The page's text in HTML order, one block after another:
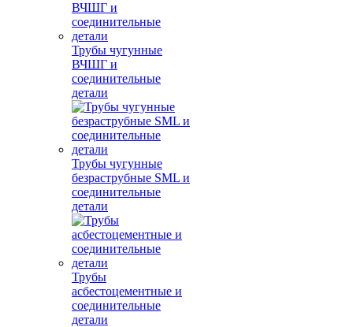
Трубы чугунные
ВЧШГ и
соединительные
детали
Трубы чугунные
безраструбные SML и
соединительные
детали
Трубы
асбестоцементные и
соединительные
детали